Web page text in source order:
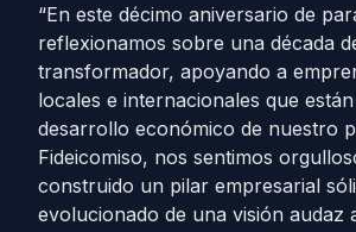
“En este décimo aniversario de
reflexionamos sobre una década
transformador, apoyando a
locales e internacionales que
desarrollo económico de nuestro
Fideicomiso, nos sentimos
construido un pilar empresarial
evolucionado de una visión audaz